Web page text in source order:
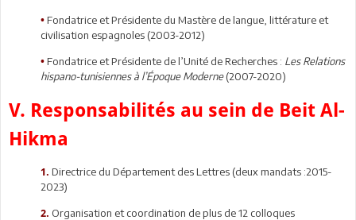
• Fondatrice et Présidente du Mastère de langue, littérature et
civilisation espagnoles (2003-2012)
• Fondatrice et Présidente de l’Unité de Recherches : Les Relations
hispano-tunisiennes à l’Époque Moderne(2007-2020)
V. Responsabilités au sein de Beit Al-
Hikma
1. Directrice du Département des Lettres (deux mandats :2015-
2023)
2. Organisation et coordination de plus de 12 colloques